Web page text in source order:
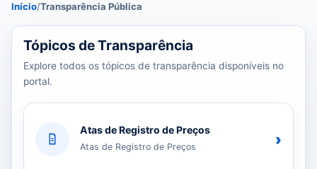
Início/Transparência Pública
39 tópicos carregados do banco de dados.
Tópicos de Transparência
Explore todos os tópicos de transparência disponíveis no
portal.
Atas de Registro de Preços
Atas de Registro de Preços ›